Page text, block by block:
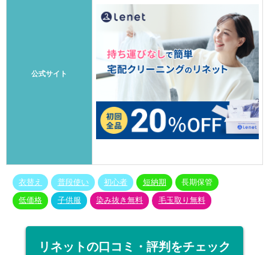
公式サイト
衣替え 普段使い 初心者 短納期 長期保管
低価格 子供服 染み抜き無料 毛玉取り無料
リネットの口コミ・評判をチェック